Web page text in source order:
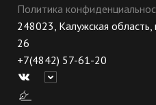
Политика
248023, Калужская область,
26
+7(4842) 57-61-20